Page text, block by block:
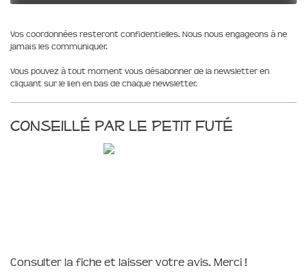
Vos coordonnées resteront confidentielles. Nous nous engageons à ne
jamais les communiquer.
Vous pouvez à tout moment vous désabonner de la newsletter en
cliquant sur le lien en bas de chaque newsletter.
Conseillé par le Petit Futé
Consulter la fiche et laisser votre avis. Merci !